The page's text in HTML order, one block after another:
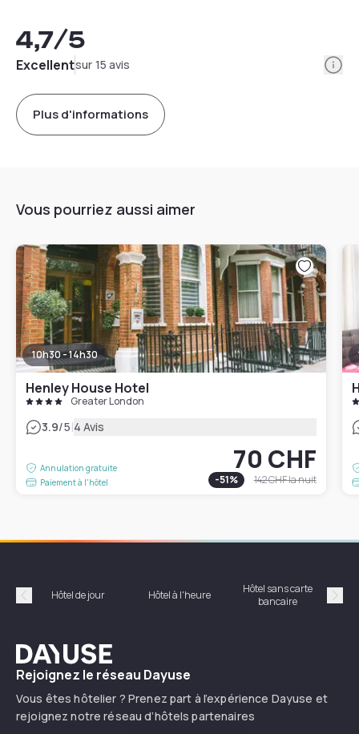
4,7/5
Excellentsur 15 avis
Plus d'informations
Vous pourriez aussi aimer
10h30 - 14h30
Henley House Hotel
Greater London
3.9/5|4 Avis
Annulation gratuite
Paiement à l'hôtel
70 CHF
-51% 142 CHFla nuit
Précédent
Hôtel de jour Hôtel à l'heure
Hôtel sans carte
bancaire
Dayuse
Rejoignez le réseau Dayuse
Vous êtes hôtelier ? Prenez part à l’expérience Dayuse et
rejoignez notre réseau d’hôtels partenaires